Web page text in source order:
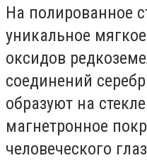
На полированное
уникальное
оксидов
соединений
образуют на
магнетронное
человеческого